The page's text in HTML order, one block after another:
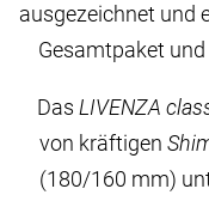
ausgezeichnet und
Gesamtpaket
Das LIVENZA
von kräftigen
(180/160 mm)